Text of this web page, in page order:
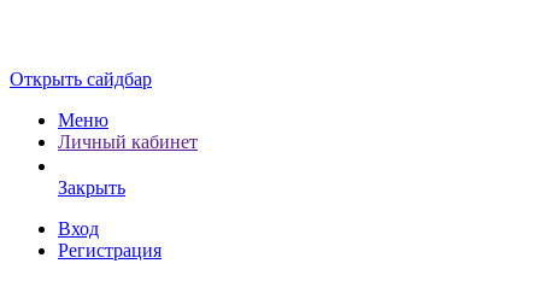
Открыть сайдбар
Меню
Личный кабинет
Закрыть
Вход
Регистрация